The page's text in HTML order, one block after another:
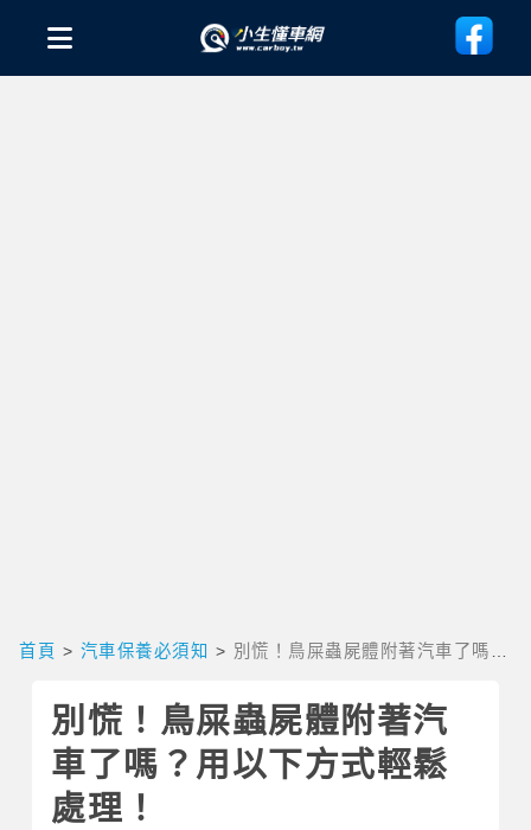
首頁 > 汽車保養必須知 > 別慌！鳥屎蟲屍體附著汽車了嗎？
別慌！鳥屎蟲屍體附著汽
車了嗎？用以下方式輕鬆
處理！